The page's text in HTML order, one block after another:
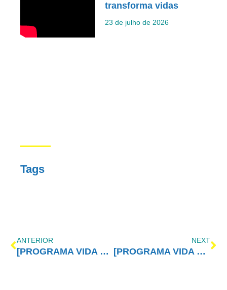
transforma vidas
23 de julho de 2026
Tags
ANTERIOR
[PROGRAMA VIDA MELHOR – REDEVIDA] – 09/11/2015
NEXT
[PROGRAMA VIDA MELHOR – REDEVIDA] – 16/11/2015